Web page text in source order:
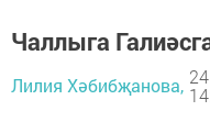
Чаллыга
Лилия Хәбибҗанова,